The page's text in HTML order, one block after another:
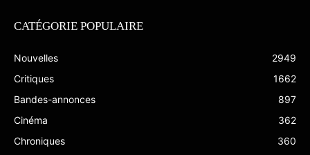
CATÉGORIE POPULAIRE
Nouvelles
2949
Critiques
1662
Bandes-annonces
897
Cinéma
362
Chroniques
360